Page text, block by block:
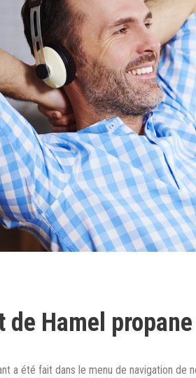
de Hamel
a été fait dans le menu de navigation de